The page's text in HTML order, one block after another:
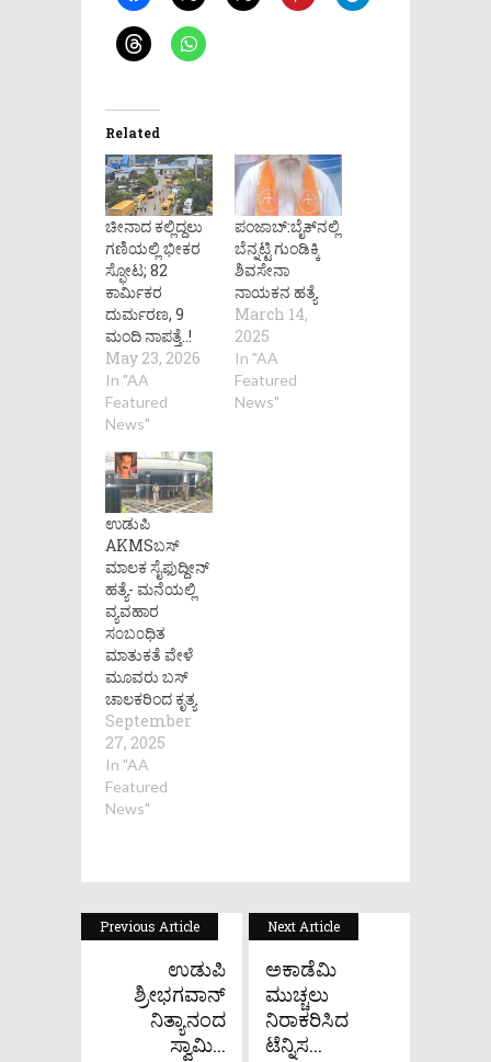
Related
ಚೀನಾದ ಕಲ್ಲಿದ್ದಲು
ಗಣಿಯಲ್ಲಿ ಭೀಕರ
ಸ್ಫೋಟ; 82
ಕಾರ್ಮಿಕರ
ದುರ್ಮರಣ, 9
ಮಂದಿ ನಾಪತ್ತೆ..!
May 23, 2026
In "AA
Featured
News"
ಪಂಜಾಬ್‌:ಬೈಕ್‌ನಲ್ಲಿ
ಬೆನ್ನಟ್ಟಿ ಗುಂಡಿಕ್ಕಿ
ಶಿವಸೇನಾ
ನಾಯಕನ ಹತ್ಯೆ
March 14,
2025
In "AA
Featured
News"
ಉಡುಪಿ‌
AKMSಬಸ್
ಮಾಲಕ ಸೈಫುದ್ದೀನ್
ಹತ್ಯೆ- ಮನೆಯಲ್ಲಿ
ವ್ಯವಹಾರ
ಸ೦ಬ೦ಧಿತ
ಮಾತುಕತೆ ವೇಳೆ
ಮೂವರು ಬಸ್
ಚಾಲಕರಿಂದ ಕೃತ್ಯ
September
27, 2025
In "AA
Featured
News"
Previous Article
ಉಡುಪಿ
ಶ್ರೀಭಗವಾನ್
ನಿತ್ಯಾನಂದ
ಸ್ವಾಮಿ...
Next Article
ಅಕಾಡೆಮಿ
ಮುಚ್ಚಲು
ನಿರಾಕರಿಸಿದ
ಟೆನ್ನಿಸ...